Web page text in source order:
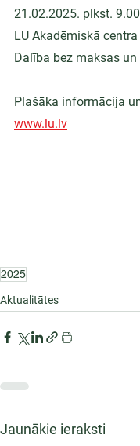
21.02.2025. plkst.
LU Akadēmiskā
Dalība bez maksas
Plašāka informācija
www.lu.lv
2025
Aktualitātes
Jaunākie ieraksti